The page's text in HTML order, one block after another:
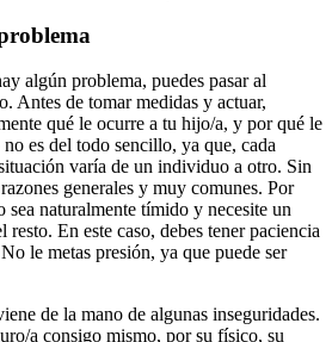
algún problema, puedes pasar al
Antes de tomar medidas y actuar,
qué le ocurre a tu hijo/a, y por qué le
es del todo sencillo, ya que, cada
varía de un individuo a otro. Sin
generales y muy comunes. Por
naturalmente tímido y necesite un
resto. En este caso, debes tener paciencia
le metas presión, ya que puede ser
de la mano de algunas inseguridades.
a consigo mismo, por su físico, su